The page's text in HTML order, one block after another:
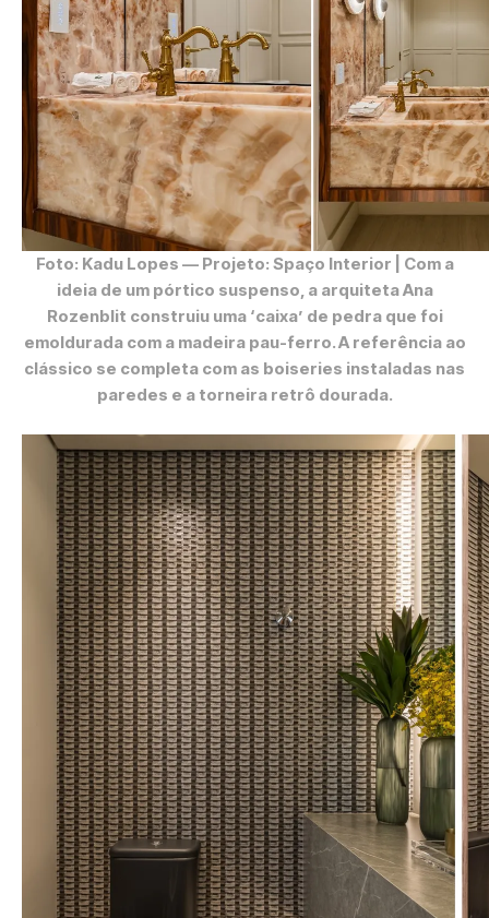
Foto: Kadu Lopes — Projeto: Spaço Interior | Com a
ideia de um pórtico suspenso, a arquiteta Ana
Rozenblit construiu uma ‘caixa’ de pedra que foi
emoldurada com a madeira pau-ferro. A referência ao
clássico se completa com as boiseries instaladas nas
paredes e a torneira retrô dourada.